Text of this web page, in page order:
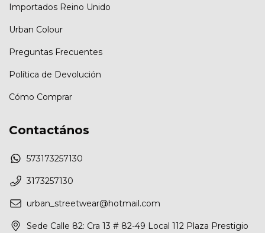
Importados Reino Unido
Urban Colour
Preguntas Frecuentes
Política de Devolución
Cómo Comprar
Contactános
573173257130
3173257130
urban_streetwear@hotmail.com
Sede Calle 82: Cra 13 # 82-49 Local 112 Plaza Prestigio